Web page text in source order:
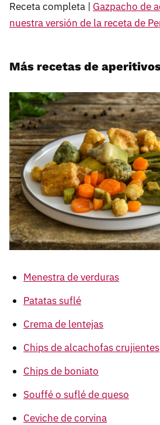
Receta completa | Gazpacho de
nuestra versión de la receta de
Más recetas de
Menestra de verduras
Patatas suflé
Crema de lentejas
Chips de alcachofas crujientes
Chips de boniato
Souffé o suflé de queso
Ceviche de corvina